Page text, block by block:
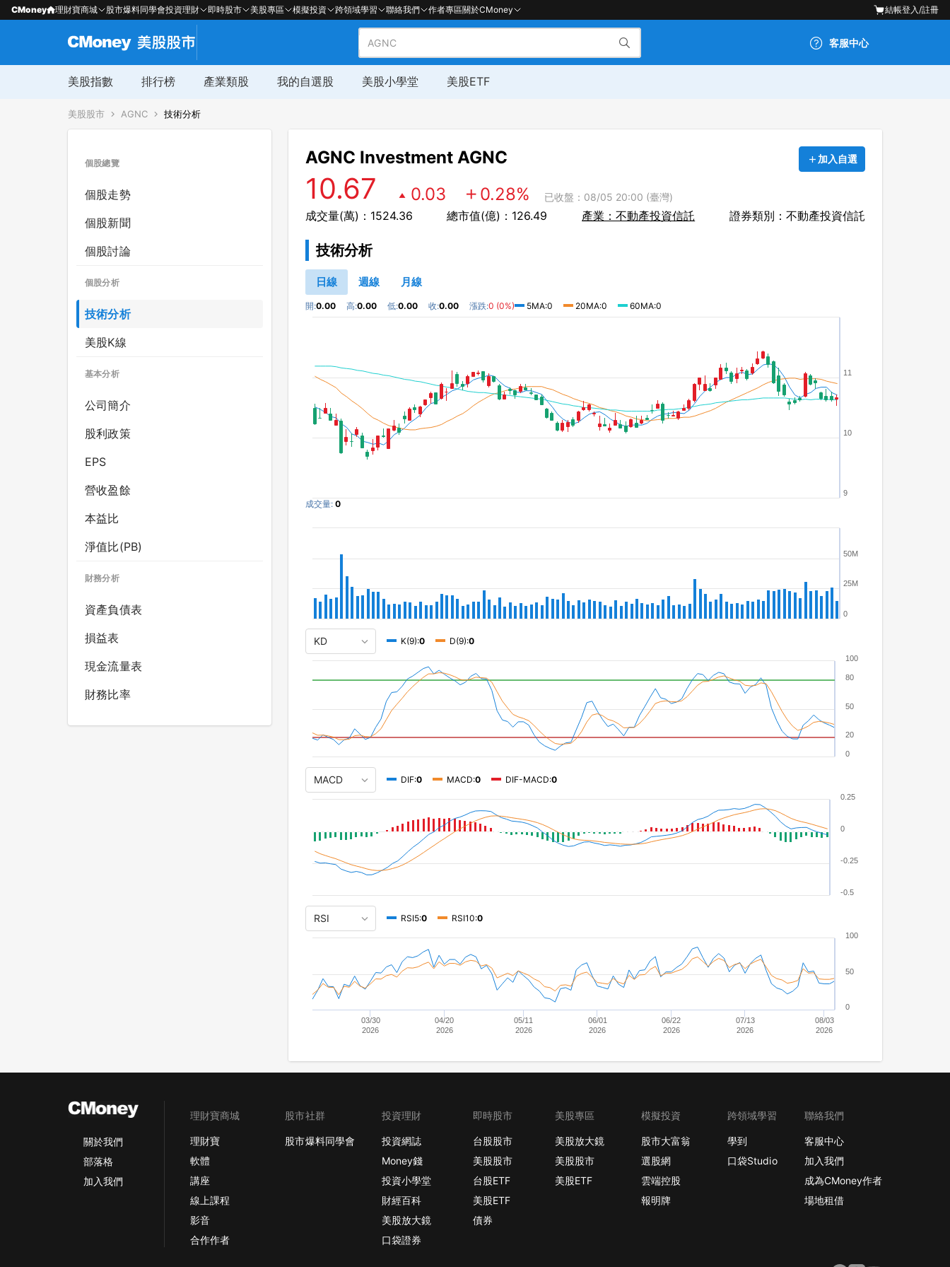
CMoney 理財寶商城 股市爆料同學會投資理財 即時股市 美股專區 模擬投資 跨領域學習 聯絡我們 作者專區關於CMoney 結帳登入/註冊
客服中心
美股指數 排行榜 產業類股 我的自選股 美股小學堂 美股ETF
美股股市 AGNC 技術分析
個股總覽
個股走勢
個股新聞
個股討論
個股分析
技術分析
美股K線
基本分析
公司簡介
股利政策
EPS
營收盈餘
本益比
淨值比(PB)
財務分析
資產負債表
損益表
現金流量表
財務比率
AGNC Investment AGNC 加入自選
10.67 0.03 0.28% 已收盤：08/05 20:00 (臺灣)
成交量(萬)：1524.36 總市值(億)：126.49 產業：不動產投資信託 證券類別：不動產投資信託
技術分析
日線 週線 月線
開:0.00 高:0.00 低:0.00 收:0.00 漲跌:0 (0%) 5MA:0 20MA:0 60MA:0
成交量: 0
10
11
9
0
25M
50M
K(9):0 D(9):0
0
20
50
80
100
DIF:0 MACD:0 DIF-MACD:0
-0.5
-0.25
0
0.25
RSI5:0 RSI10:0
03/30
2026
04/20
2026
05/11
2026
06/01
2026
06/22
2026
07/13
2026
08/03
2026
0
50
100
關於我們
部落格
加入我們
理財寶商城
理財寶
軟體
講座
線上課程
影音
合作作者
股市社群
股市爆料同學會
投資理財
投資網誌
Money錢
投資小學堂
財經百科
美股放大鏡
口袋證券
即時股市
台股股市
美股股市
台股ETF
美股ETF
債券
美股專區
美股放大鏡
美股股市
美股ETF
模擬投資
股市大富翁
選股網
雲端控股
報明牌
跨領域學習
學到
口袋Studio
聯絡我們
客服中心
加入我們
成為CMoney作者
場地租借